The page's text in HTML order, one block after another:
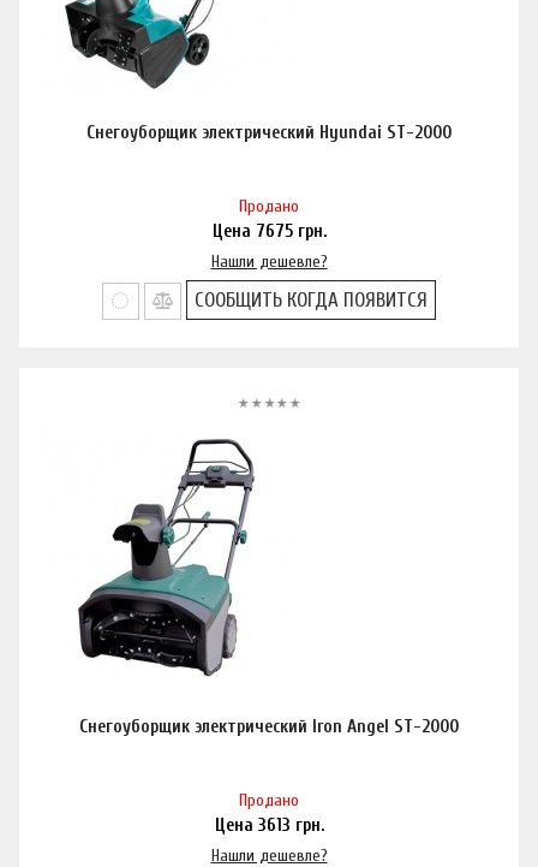
Снегоуборщик электрический Hyundai ST-2000
Продано
Цена 7675грн.
Нашли дешевле?
СООБЩИТЬ КОГДА ПОЯВИТСЯ
Снегоуборщик электрический Iron Angel ST-2000
Продано
Цена 3613 грн.
Нашли дешевле?